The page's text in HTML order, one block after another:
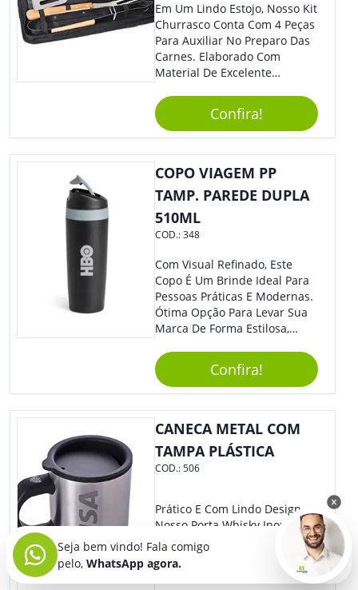
Em Um Lindo Estojo, Nosso Kit
Churrasco Conta Com 4 Peças
Para Auxiliar No Preparo Das
Carnes. Elaborado Com
Material De Excelente
Tradicional, Sem Dúvidas É O
Brinde Certo Para Todos Os
Públicos. Personalize-O Com
Sua Marca. Seus Clientes E
Colaboradores Com Certeza
Confira!
COPO VIAGEM PP
TAMP. PAREDE DUPLA
510ML
COD.:348
Com Visual Refinado, Este
Copo É Um Brinde Ideal Para
Pessoas Práticas E Modernas.
Ótima Opção Para Levar Sua
Marca De Forma Estilosa,
Empresa Em Eventos,
Reuniões Corporativas Ou Até
Mesmo Para Presentear
Colaboradores.
Confira!
CANECA METAL COM
TAMPA PLÁSTICA
COD.:506
Prático E Com Lindo Design,
Nosso Porta Whisky Inox É
Ideal Para Personalizar Com
Sua Marca. A Grande
Novidade Em Feiras De
Seja bem vindo! Fala comigo
pelo, WhatsApp agora.